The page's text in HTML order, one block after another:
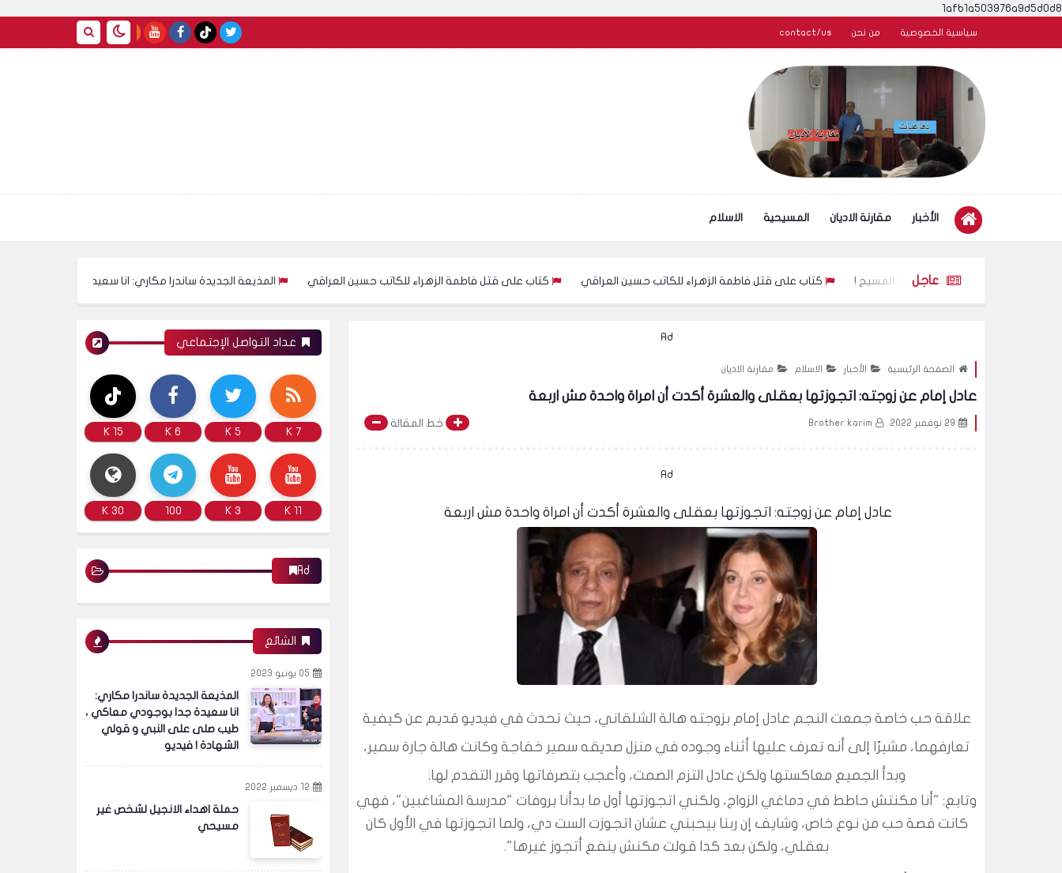
1afb1a503976a9d5d0d8
سياسية الخصوصية من نحن contact/us
الأخبار مقارنة الاديان المسيحية الاسلام
عاجل
من هو المسيح ! كتاب على قتل فاطمة الزهراء للكاتب حسين العراقي كتاب على قتل فاطمة الزهراء للكاتب حسين العراقي المذيعة الجديدة ساندرا مكاري: انا سعيدة جدا بوجودي معاكي ،
Ad
الصفحة الرئيسية الأخبار الاسلام مقارنة الاديان
عادل إمام عن زوجته: اتجوزتها بعقلى والعشرة أكدت أن امراة واحدة مش اربعة
29 نوفمبر 2022 Brother karim خط المقالة
Ad
عادل إمام عن زوجته: اتجوزتها بعقلى والعشرة أكدت أن امراة واحدة مش اربعة
علاقة حب خاصة جمعت النجم عادل إمام بزوجته هالة الشلقاني، حيث تحدث في فيديو قديم عن كيفية
تعارفهما، مشيرًا إلى أنه تعرف عليها أثناء وجوده في منزل صديقه سمير خفاجة وكانت هالة جارة سمير،
وبدأ الجميع معاكستها ولكن عادل التزم الصمت، وأعجب بتصرفاتها وقرر التقدم لها.
وتابع: "أنا مكنتش حاطط في دماغي الزواج، ولكني اتجوزتها أول ما بدأنا بروفات "مدرسة المشاغبين"، فهي
كانت قصة حب من نوع خاص، وشايف إن ربنا بيحبني عشان اتجوزت الست دي، ولما اتجوزتها في الأول كان
بعقلي، ولكن بعد كدا قولت مكنش ينفع أتجوز غيرها".
عداد التواصل الإجتماعي
7 K
5 K
6 K
15 K
11 K
3 K
100
30 K
Ad
الشائع
05 يونيو 2023
المذيعة الجديدة ساندرا مكاري:
انا سعيدة جدا بوجودي معاكي ،
طيب صلى على النبي و قولي
الشهادة ! فيديو
12 ديسمبر 2022
حملة اهداء الانجيل لشخص غير
مسيحي